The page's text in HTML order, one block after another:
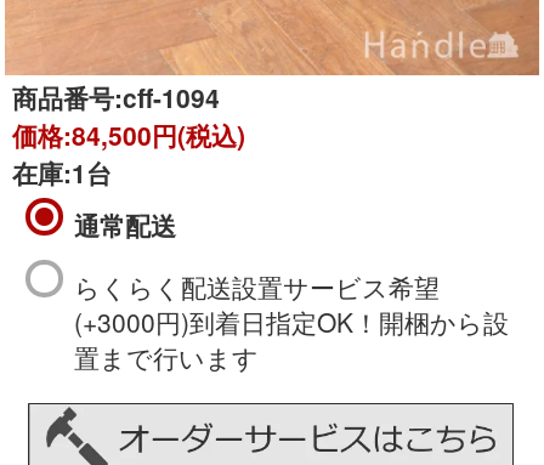
商品番号:cff-1094
価格:84,500円(税込)
在庫:1台
通常配送
らくらく配送設置サービス希望
(+3000円)到着日指定OK！開梱から設
置まで行います